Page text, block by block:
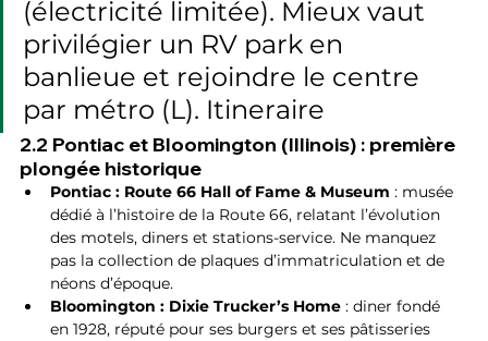
(électricité limitée). Mieux vaut
privilégier un RV park en
banlieue et rejoindre le centre
par métro (L). Itineraire
2.2 Pontiac et Bloomington (Illinois) : première
plongée historique
Pontiac : Route 66 Hall of Fame & Museum : musée
dédié à l’histoire de la Route 66, relatant l’évolution
des motels, diners et stations-service. Ne manquez
pas la collection de plaques d’immatriculation et de
néons d’époque.
Bloomington : Dixie Trucker’s Home : diner fondé
en 1928, réputé pour ses burgers et ses pâtisseries